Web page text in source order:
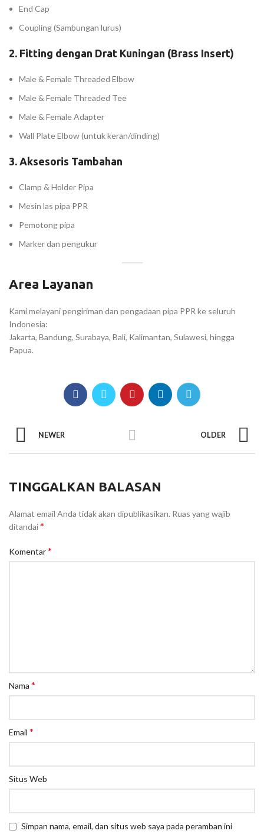
End Cap
Coupling (Sambungan lurus)
2. Fitting dengan Drat Kuningan (Brass Insert)
Male & Female Threaded Elbow
Male & Female Threaded Tee
Male & Female Adapter
Wall Plate Elbow (untuk keran/dinding)
3. Aksesoris Tambahan
Clamp & Holder Pipa
Mesin las pipa PPR
Pemotong pipa
Marker dan pengukur
Area Layanan
Kami melayani pengiriman dan pengadaan pipa PPR ke seluruh
Indonesia:
Jakarta, Bandung, Surabaya, Bali, Kalimantan, Sulawesi, hingga
Papua.
NEWER OLDER
TINGGALKAN BALASAN
Alamat email Anda tidak akan dipublikasikan. Ruas yang wajib
ditandai*
Komentar*
Nama *
Email *
Situs Web
Simpan nama, email, dan situs web saya pada peramban ini